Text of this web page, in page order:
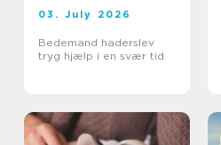
03. July 2026
Bedemand haderslev
tryg hjælp i en svær tid